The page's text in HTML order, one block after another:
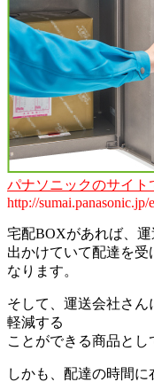
パナソニックのサイト
http://
宅配BOXがあれば、
出かけていて配達を受
なります。
そして、運送会社さ
軽減する
ことができる商品とし
しかも、配達の時間